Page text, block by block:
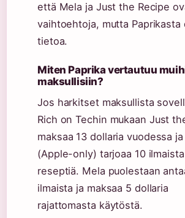
että Mela ja Just the Recipe
vaihtoehtoja, mutta Paprikasta
tietoa.
Miten Paprika vertautuu
maksullisiin?
Jos harkitset maksullista
Rich on Techin mukaan Just
maksaa 13 dollaria vuodessa
(Apple-only) tarjoaa 10 ilmaista
reseptiä. Mela puolestaan
ilmaista ja maksaa 5 dollaria
rajattomasta käytöstä.